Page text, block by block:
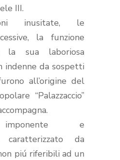
III.
inusitate, le
la funzione
la sua laboriosa
indenne da sospetti
all’origine del
“Palazzaccio”
imponente e
caratterizzato da
piú riferibili ad un